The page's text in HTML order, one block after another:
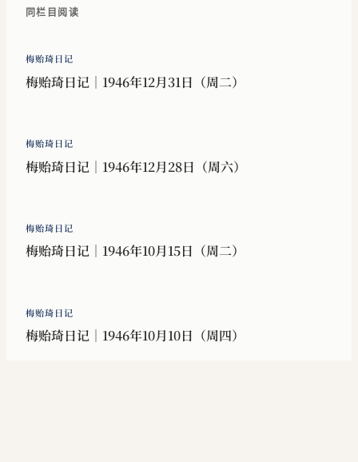
同栏目阅读
梅贻琦日记
梅贻琦日记｜1946年12月31日（周二）
梅贻琦日记
梅贻琦日记｜1946年12月28日（周六）
梅贻琦日记
梅贻琦日记｜1946年10月15日（周二）
梅贻琦日记
梅贻琦日记｜1946年10月10日（周四）